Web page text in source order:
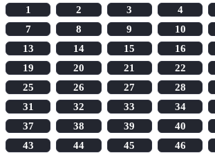
1
2 3 4
7
8 9 10
13
14 15 16
19
20 21 22
25
26 27 28
31
32 33 34
37
38 39 40
43
44 45 46